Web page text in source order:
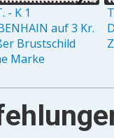
- K 1
auf 3 Kr.
Brustschild
Marke